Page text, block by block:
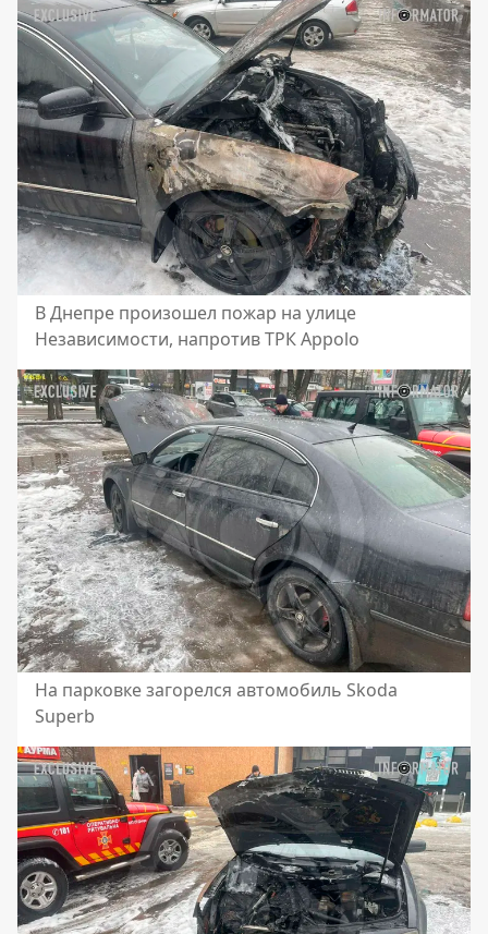
В Днепре произошел пожар на улице
Независимости, напротив ТРК Appolo
На парковке загорелся автомобиль Skoda
Superb